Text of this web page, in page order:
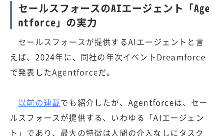
セールスフォースのAIエージェント「Age
ntforce」の実力
セールスフォースが提供するAIエージェントと言
えば、2024年に、同社の年次イベントDreamforce
で発表したAgentforceだ。
以前の連載でも紹介したが、Agentforceは、セー
ルスフォースが提供する、いわゆる「AIエージェン
ト」であり、最大の特徴は人間の介入なしにタスク